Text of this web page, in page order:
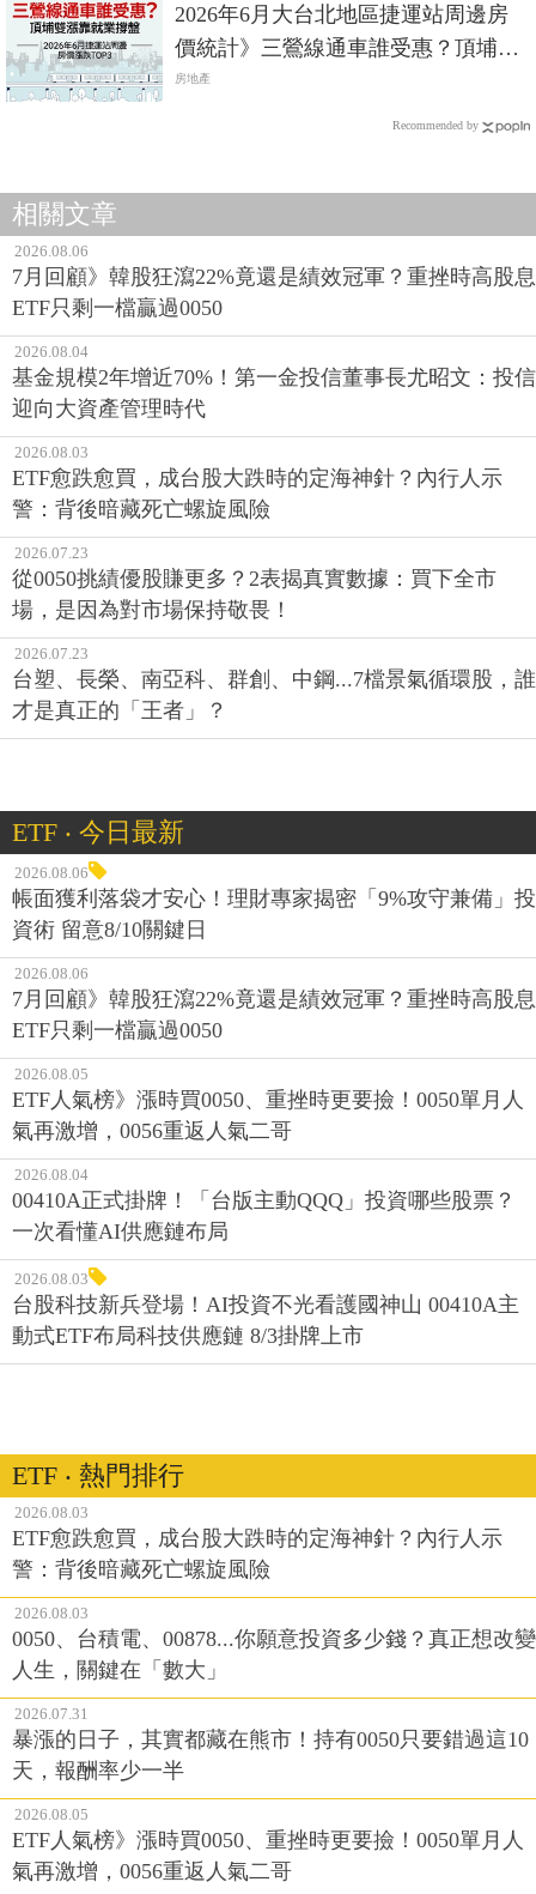
2026年6月大台北地區捷運站周邊房
價統計》三鶯線通車誰受惠？頂埔雙
漲靠就業撐盤
房地產
Recommended by
相關文章
2026.08.06
7月回顧》韓股狂瀉22%竟還是績效冠軍？重挫時高股息
ETF只剩一檔贏過0050
2026.08.04
基金規模2年增近70%！第一金投信董事長尤昭文：投信
迎向大資產管理時代
2026.08.03
ETF愈跌愈買，成台股大跌時的定海神針？內行人示
警：背後暗藏死亡螺旋風險
2026.07.23
從0050挑績優股賺更多？2表揭真實數據：買下全市
場，是因為對市場保持敬畏！
2026.07.23
台塑、長榮、南亞科、群創、中鋼...7檔景氣循環股，誰
才是真正的「王者」？
ETF ‧ 今日最新
2026.08.06
帳面獲利落袋才安心！理財專家揭密「9%攻守兼備」投
資術 留意8/10關鍵日
2026.08.06
7月回顧》韓股狂瀉22%竟還是績效冠軍？重挫時高股息
ETF只剩一檔贏過0050
2026.08.05
ETF人氣榜》漲時買0050、重挫時更要撿！0050單月人
氣再激增，0056重返人氣二哥
2026.08.04
00410A正式掛牌！「台版主動QQQ」投資哪些股票？
一次看懂AI供應鏈布局
2026.08.03
台股科技新兵登場！AI投資不光看護國神山 00410A主
動式ETF布局科技供應鏈 8/3掛牌上市
ETF ‧ 熱門排行
2026.08.03
ETF愈跌愈買，成台股大跌時的定海神針？內行人示
警：背後暗藏死亡螺旋風險
2026.08.03
0050、台積電、00878...你願意投資多少錢？真正想改變
人生，關鍵在「數大」
2026.07.31
暴漲的日子，其實都藏在熊市！持有0050只要錯過這10
天，報酬率少一半
2026.08.05
ETF人氣榜》漲時買0050、重挫時更要撿！0050單月人
氣再激增，0056重返人氣二哥